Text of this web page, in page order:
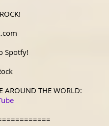
Spotfy!
THE WORLD: